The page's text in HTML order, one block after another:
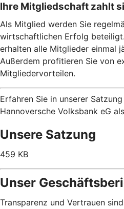
Ihre Mitgliedschaft zahlt
Als Mitglied werden Sie
wirtschaftlichen Erfolg
erhalten alle Mitglieder einmal
Außerdem profitieren Sie von
Mitgliedervorteilen.
Erfahren Sie in unserer
Hannoversche Volksbank eG
Unsere Satzung
459 KB
Unser
Transparenz und Vertrauen